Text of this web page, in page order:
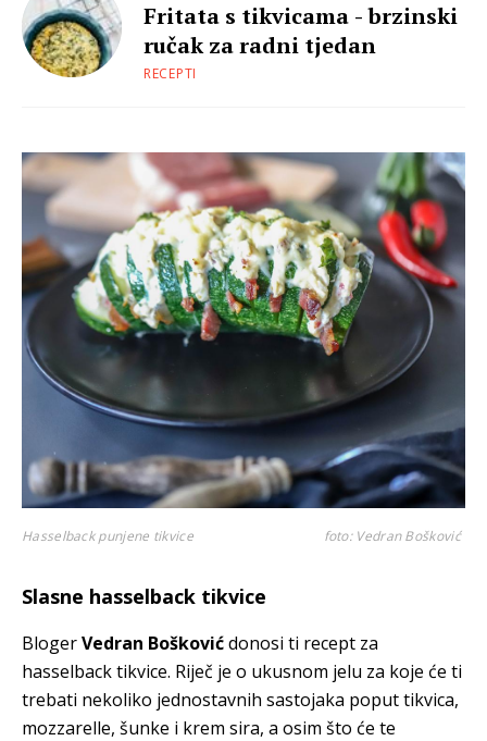
Fritata s tikvicama - brzinski
ručak za radni tjedan
RECEPTI
Hasselback punjene tikvice foto: Vedran Bošković
Slasne hasselback tikvice
BlogerVedran Boškovićdonosi ti recept za
hasselback tikvice. Riječ je o ukusnom jelu za koje će ti
trebati nekoliko jednostavnih sastojaka poput tikvica,
mozzarelle, šunke i krem sira, a osim što će te